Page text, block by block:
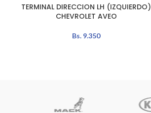
AÑADIR AL CARRITO
TERMINAL DIRECCION LH (IZQUIERDO)
CHEVROLET AVEO
Bs. 9.350